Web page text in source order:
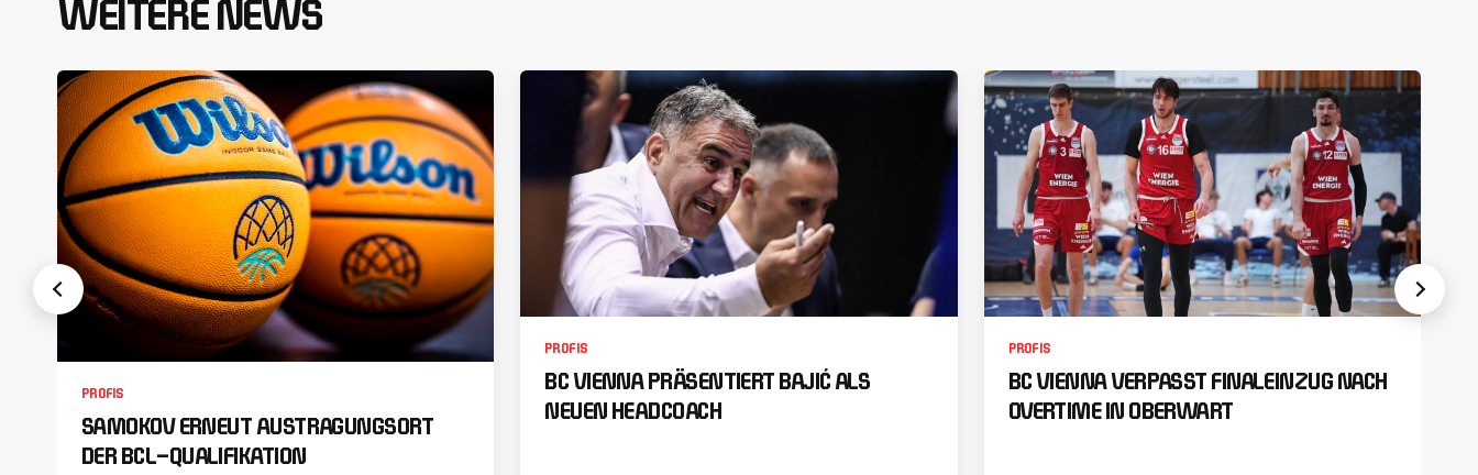
WEITERE NEWS
PROFIS
SAMOKOV ERNEUT AUSTRAGUNGSORT
DER BCL-QUALIFIKATION
PROFIS
BC VIENNA PRÄSENTIERT BAJIĆ ALS
NEUEN HEADCOACH
PROFIS
BC VIENNA VERPASST FINALEINZUG NACH
OVERTIME IN OBERWART